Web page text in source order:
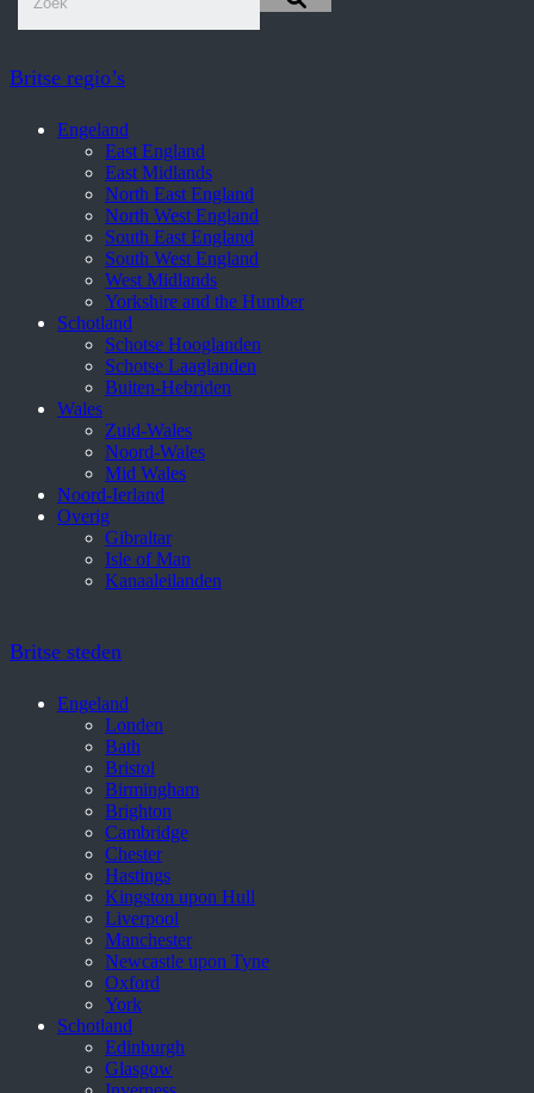
Britse regio’s
Engeland
East England
East Midlands
North East England
North West England
South East England
South West England
West Midlands
Yorkshire and the Humber
Schotland
Schotse Hooglanden
Schotse Laaglanden
Buiten-Hebriden
Wales
Zuid-Wales
Noord-Wales
Mid Wales
Noord-Ierland
Overig
Gibraltar
Isle of Man
Kanaaleilanden
Britse steden
Engeland
Londen
Bath
Bristol
Birmingham
Brighton
Cambridge
Chester
Hastings
Kingston upon Hull
Liverpool
Manchester
Newcastle upon Tyne
Oxford
York
Schotland
Edinburgh
Glasgow